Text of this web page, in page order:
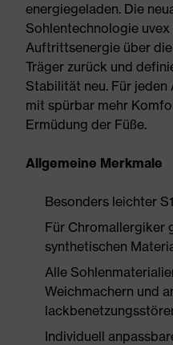
energiegeladen. Die
Sohlentechnologie
Auftrittsenergie über
Träger zurück und
Stabilität neu. Für
mit spürbar mehr
Ermüdung der Füße.
Allgemeine Merkmale
Besonders leichter
Für Chromallergiker
synthetischen
Alle
Weichmachern und
Individuell